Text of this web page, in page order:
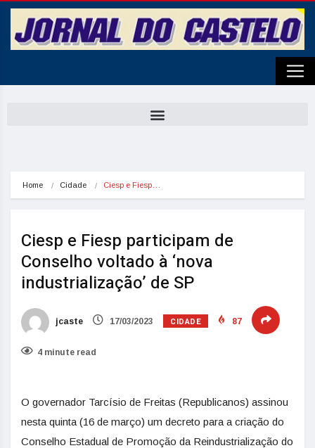
Home Cidade Ciesp e Fiesp…
Ciesp e Fiesp participam de
Conselho voltado à ‘nova
industrialização’ de SP
jcaste 17/03/2023 CIDADE 87
4 minute read
O governador Tarcísio de Freitas (Republicanos) assinou
nesta quinta (16 de março) um decreto para a criação do
Conselho Estadual de Promoção da Reindustrialização do